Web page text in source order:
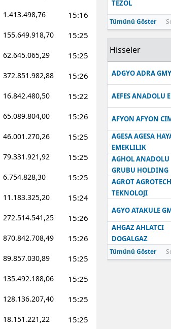
1.413.498,76 15:16
155.649.918,70 15:25
62.645.065,29 15:25
372.851.982,88 15:26
16.842.480,50 15:22
65.089.804,00 15:26
46.001.270,26 15:25
79.331.921,92 15:25
6.754.828,30 15:25
11.183.325,20 15:24
272.514.541,25 15:26
870.842.708,49 15:26
89.857.030,89 15:25
135.492.188,06 15:25
128.136.207,40 15:25
18.151.221,22 15:25
TEZOL
Tümünü Göster
Hisseler
ADGYO ADRA
AEFES ANADOLU
AFYON AFYON
AGESA AGESA
EMEKLILIK
AGHOL ANADOLU
GRUBU HOLDING
AGROT AGROTECH
TEKNOLOJI
AGYO ATAKULE
AHGAZ AHLATCI
DOGALGAZ
Tümünü Göster